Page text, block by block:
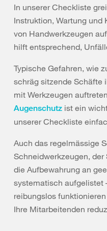
In unserer Checkliste
Instruktion, Wartung
von Handwerkzeugen
hilft entsprechend,
Typische Gefahren, wie
schräg sitzende Schäfte
mit Werkzeugen
Augenschutz ist ein
unserer Checkliste
Auch das regelmässige
Schneidwerkzeugen,
die Aufbewahrung an
systematisch aufgelistet
reibungslos
Ihre Mitarbeitenden